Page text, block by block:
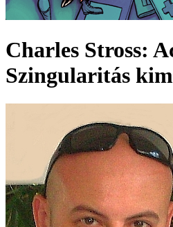
Charles Stross:
Szingularitás